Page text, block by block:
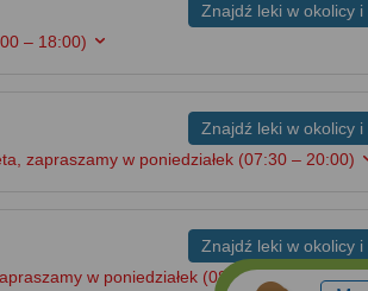
Znajdź leki w okolicy i
– 18:00)
Znajdź leki w okolicy i
zapraszamy w poniedziałek (07:30 – 20:00)
Znajdź leki w okolicy i
w poniedziałek (08:00 – 20:00)